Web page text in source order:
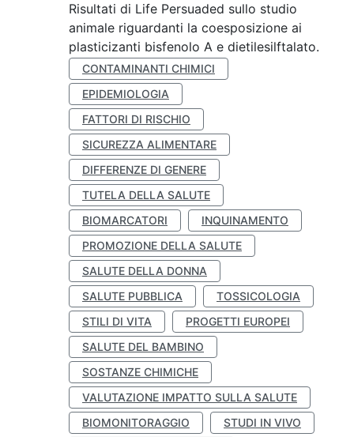
Risultati di Life Persuaded sullo studio
animale riguardanti la coesposizione ai
plasticizanti bisfenolo A e dietilesilftalato.
CONTAMINANTI CHIMICI
EPIDEMIOLOGIA
FATTORI DI RISCHIO
SICUREZZA ALIMENTARE
DIFFERENZE DI GENERE
TUTELA DELLA SALUTE
BIOMARCATORI
INQUINAMENTO
PROMOZIONE DELLA SALUTE
SALUTE DELLA DONNA
SALUTE PUBBLICA
TOSSICOLOGIA
STILI DI VITA
PROGETTI EUROPEI
SALUTE DEL BAMBINO
SOSTANZE CHIMICHE
VALUTAZIONE IMPATTO SULLA SALUTE
BIOMONITORAGGIO
STUDI IN VIVO